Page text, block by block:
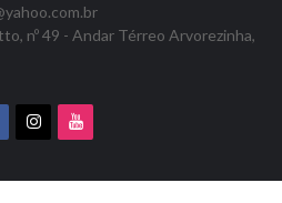
nº 49 - Andar Térreo Arvorezinha,